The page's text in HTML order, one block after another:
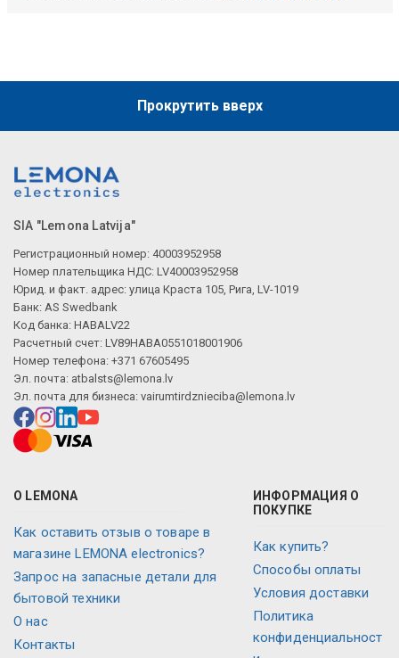
Прокрутить вверх
SIA "Lemona Latvija"
Регистрационный номер: 40003952958
Номер плательщика НДС: LV40003952958
Юрид. и факт. адрес: улица Краста 105, Рига, LV-1019
Банк: AS Swedbank
Код банка: HABALV22
Расчетный счет: LV89HABA0551018001906
Номер телефона: +371 67605495
Эл. почта: atbalsts@lemona.lv
Эл. почта для бизнеса: vairumtirdznieciba@lemona.lv
О LEMONA
Как оставить отзыв о товаре в
магазине LEMONA electronics?
Запрос на запасные детали для
бытовой техники
О нас
Контакты
ИНФОРМАЦИЯ О
ПОКУПКЕ
Как купить?
Способы оплаты
Условия доставки
Политика
конфиденциальност